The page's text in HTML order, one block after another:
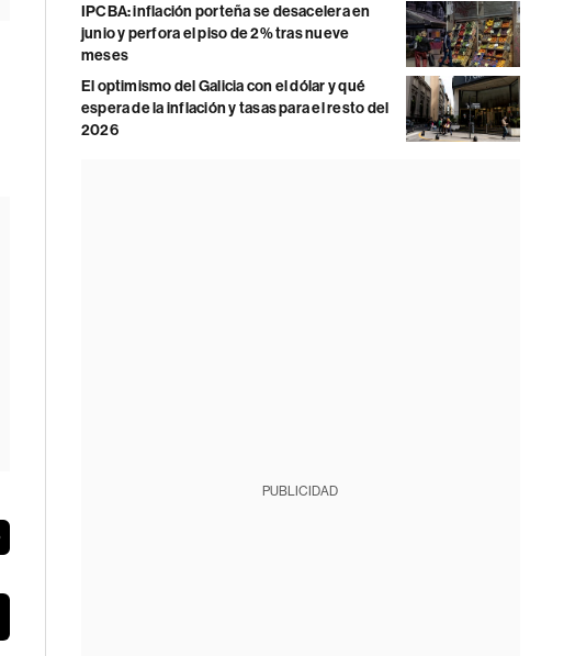
IPCBA: inflación porteña se desacelera en
junio y perfora el piso de 2% tras nueve
meses
El optimismo del Galicia con el dólar y qué
espera de la inflación y tasas para el resto del
2026
PUBLICIDAD